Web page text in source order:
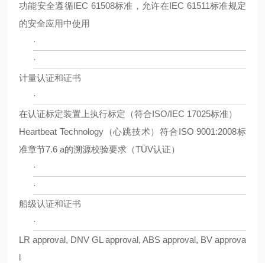
功能安全遵循IEC 61508标准，允许在IEC 61511标准规定
的安全应用中使用
·
·
计量认证和证书
·
在认证标定装置上执行标定（符合ISO/IEC 17025标准）
Heartbeat Technology（心跳技术）符合ISO 9001:2008标
准章节7.6 a的溯源校验要求（TÜV认证）
·
·
船级认证和证书
·
LR approval, DNV GL approval, ABS approval, BV approva
l